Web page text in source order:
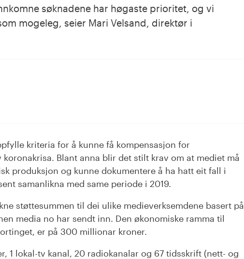
søknadene har høgaste prioritet, og vi
mogeleg, seier Mari Velsand, direktør i
kriteria for å kunne få kompensasjon for
Blant anna blir det stilt krav om at mediet må
produksjon og kunne dokumentere å ha hatt eit fall i
samanlikna med same periode i 2019.
støttesummen til dei ulike medieverksemdene basert på
media no har sendt inn. Den økonomiske ramma til
er på 300 millionar kroner.
1 lokal-tv kanal, 20 radiokanalar og 67 tidsskrift (nett- og